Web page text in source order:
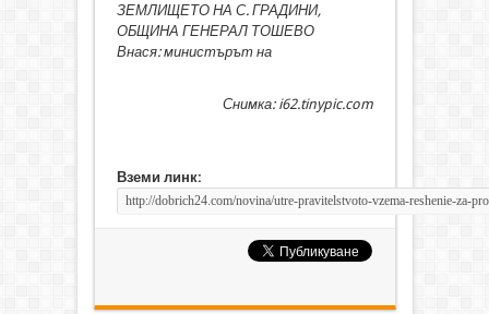
ЗЕМЛИЩЕТО НА С. ГРАДИНИ,
ОБЩИНА ГЕНЕРАЛ ТОШЕВО
Внася: министърът на
Снимка: i62.tinypic.com
Вземи линк: